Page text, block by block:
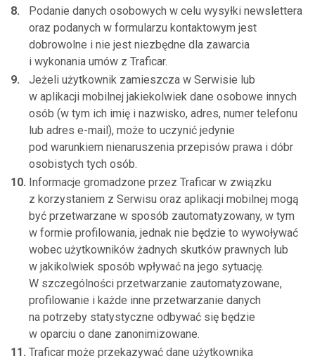
Podanie danych osobowych w celu wysyłki newslettera
oraz podanych w formularzu kontaktowym jest
dobrowolne i nie jest niezbędne dla zawarcia
i wykonania umów z Traficar.
Jeżeli użytkownik zamieszcza w Serwisie lub
w aplikacji mobilnej jakiekolwiek dane osobowe innych
osób (w tym ich imię i nazwisko, adres, numer telefonu
lub adres e-mail), może to uczynić jedynie
pod warunkiem nienaruszenia przepisów prawa i dóbr
osobistych tych osób.
Informacje gromadzone przez Traficar w związku
z korzystaniem z Serwisu oraz aplikacji mobilnej mogą
być przetwarzane w sposób zautomatyzowany, w tym
w formie profilowania, jednak nie będzie to wywoływać
wobec użytkowników żadnych skutków prawnych lub
w jakikolwiek sposób wpływać na jego sytuację.
W szczególności przetwarzanie zautomatyzowane,
profilowanie i każde inne przetwarzanie danych
na potrzeby statystyczne odbywać się będzie
w oparciu o dane zanonimizowane.
Traficar może przekazywać dane użytkownika